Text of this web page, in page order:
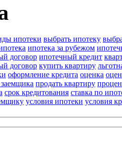
ипотеки выбрать ипотеку
ипотека за рубежом
договор ипотечный кредит
договор купить квартиру
оформление кредита оценка
продать квартиру
срок кредитования ставка по
условия ипотеки условия